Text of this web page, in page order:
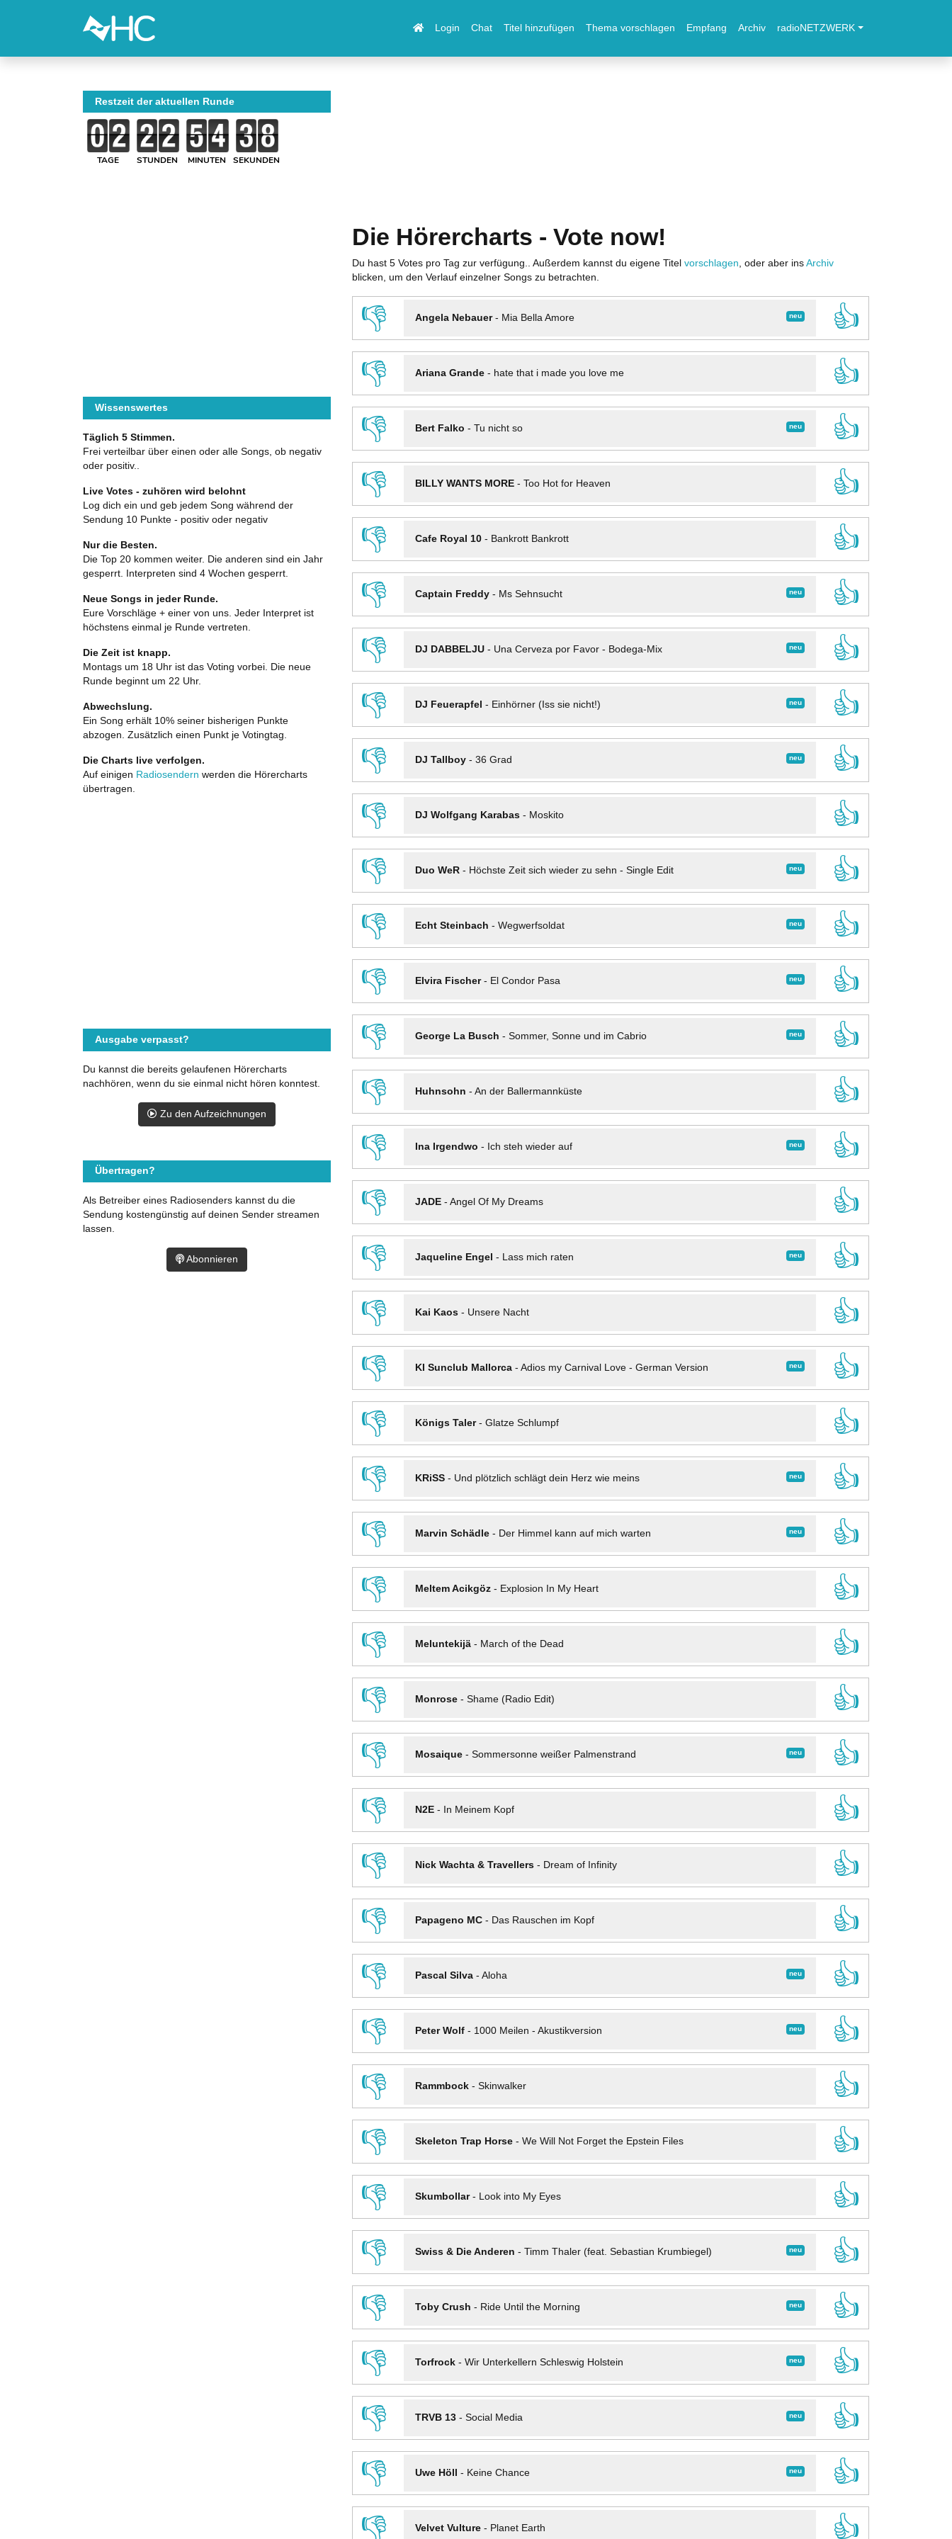
Login Chat Titel hinzufügen Thema vorschlagen Empfang Archiv radioNETZWERK
Die Hörercharts - Vote now!
Du hast 5 Votes pro Tag zur verfügung.. Außerdem kannst du eigene Titel vorschlagen , oder aber ins Archiv
blicken, um den Verlauf einzelner Songs zu betrachten.
👎 neu
Angela Nebauer- Mia Bella Amore
👍
👎
Ariana Grande- hate that i made you love me
👍
👎
neu
Bert Falko - Tu nicht so
👍
👎
BILLY WANTS MORE- Too Hot for Heaven
👍
👎
Cafe Royal 10- Bankrott Bankrott
👍
👎
neu
Captain Freddy- Ms Sehnsucht
👍
👎
neu
DJ DABBELJU- Una Cerveza por Favor - Bodega-Mix
👍
👎
neu
DJ Feuerapfel - Einhörner (Iss sie nicht!)
👍
👎
neu
DJ Tallboy- 36 Grad
👍
👎
DJ Wolfgang Karabas- Moskito
👍
👎
neu
Duo WeR- Höchste Zeit sich wieder zu sehn - Single Edit
👍
👎
neu
Echt Steinbach - Wegwerfsoldat
👍
👎
neu
Elvira Fischer- El Condor Pasa
👍
👎
neu
George La Busch - Sommer, Sonne und im Cabrio
👍
👎
Huhnsohn - An der Ballermannküste
👍
👎
neu
Ina Irgendwo - Ich steh wieder auf
👍
👎
JADE- Angel Of My Dreams
👍
👎
neu
Jaqueline Engel - Lass mich raten
👍
👎
Kai Kaos- Unsere Nacht
👍
👎
neu
KI Sunclub Mallorca- Adios my Carnival Love - German Version
👍
👎
Königs Taler- Glatze Schlumpf
👍
👎
neu
KRiSS- Und plötzlich schlägt dein Herz wie meins
👍
👎
neu
Marvin Schädle- Der Himmel kann auf mich warten
👍
👎
Meltem Acikgöz- Explosion In My Heart
👍
👎
Meluntekijä- March of the Dead
👍
👎
Monrose- Shame (Radio Edit)
👍
👎
neu
Mosaique- Sommersonne weißer Palmenstrand
👍
👎
N2E- In Meinem Kopf
👍
👎
Nick Wachta & Travellers- Dream of Infinity
👍
👎
Papageno MC- Das Rauschen im Kopf
👍
👎
neu
Pascal Silva- Aloha
👍
👎
neu
Peter Wolf- 1000 Meilen - Akustikversion
👍
👎
Rammbock- Skinwalker
👍
👎
Skeleton Trap Horse- We Will Not Forget the Epstein Files
👍
👎
Skumbollar- Look into My Eyes
👍
👎
neu
Swiss & Die Anderen - Timm Thaler (feat. Sebastian Krumbiegel)
👍
👎
neu
Toby Crush - Ride Until the Morning
👍
👎
neu
Torfrock- Wir Unterkellern Schleswig Holstein
👍
👎
neu
TRVB 13- Social Media
👍
👎
neu
Uwe Höll - Keine Chance
👍
👎
Velvet Vulture- Planet Earth 👍
Restzeit der aktuellen Runde
TAGE STUNDEN MINUTEN SEKUNDEN
Wissenswertes
Täglich 5 Stimmen.
Frei verteilbar über einen oder alle Songs, ob negativ
oder positiv..
Live Votes - zuhören wird belohnt
Log dich ein und geb jedem Song während der
Sendung 10 Punkte - positiv oder negativ
Nur die Besten.
Die Top 20 kommen weiter. Die anderen sind ein Jahr
gesperrt. Interpreten sind 4 Wochen gesperrt.
Neue Songs in jeder Runde.
Eure Vorschläge + einer von uns. Jeder Interpret ist
höchstens einmal je Runde vertreten.
Die Zeit ist knapp.
Montags um 18 Uhr ist das Voting vorbei. Die neue
Runde beginnt um 22 Uhr.
Abwechslung.
Ein Song erhält 10% seiner bisherigen Punkte
abzogen. Zusätzlich einen Punkt je Votingtag.
Die Charts live verfolgen.
Auf einigen Radiosendern werden die Hörercharts
übertragen.
Ausgabe verpasst?
Du kannst die bereits gelaufenen Hörercharts
nachhören, wenn du sie einmal nicht hören konntest.
Zu den Aufzeichnungen
Übertragen?
Als Betreiber eines Radiosenders kannst du die
Sendung kostengünstig auf deinen Sender streamen
lassen.
Abonnieren